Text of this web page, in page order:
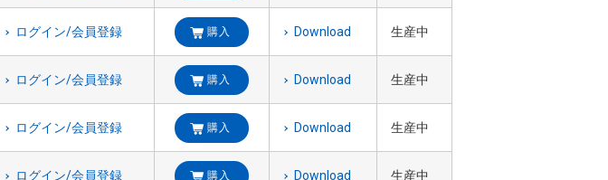
ログイン/会員登録 購入 Download 生産中
ログイン/会員登録 購入 Download 生産中
ログイン/会員登録 購入 Download 生産中
ログイン/会員登録 購入 Download 生産中